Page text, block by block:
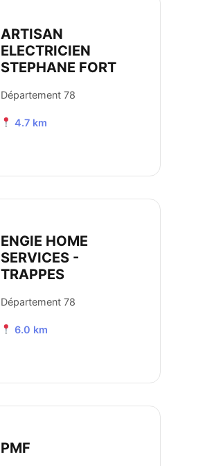
ARTISAN
ELECTRICIEN
STEPHANE FORT
Département 78
4.7 km
ENGIE HOME
SERVICES -
TRAPPES
Département 78
6.0 km
PMF